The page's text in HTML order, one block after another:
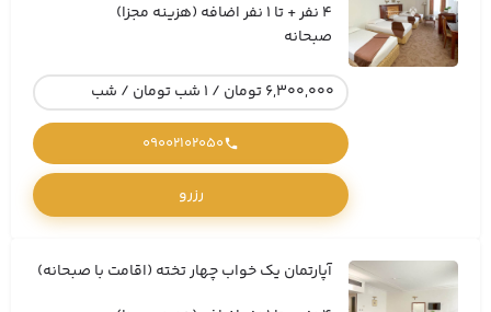
4 نفر + تا 1 نفر اضافه (هزینه مجزا)
صبحانه
6,300,000 تومان / 1 شب تومان / شب
09002102050
رزرو
آپارتمان یک خواب چهار تخته (اقامت با صبحانه)